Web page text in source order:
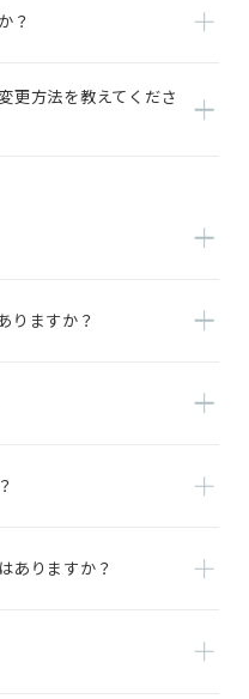
？
更方法を教えてくださ
りますか？
ありますか？